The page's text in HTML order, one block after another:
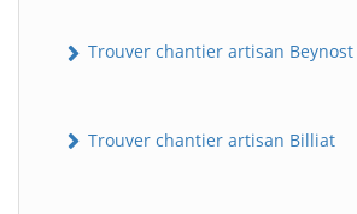
Trouver chantier artisan Beynost
Trouver chantier artisan Billiat